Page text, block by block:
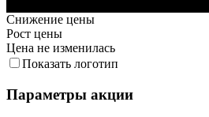
Снижение цены
Рост цены
Цена не изменилась
Показать логотип
Параметры акции